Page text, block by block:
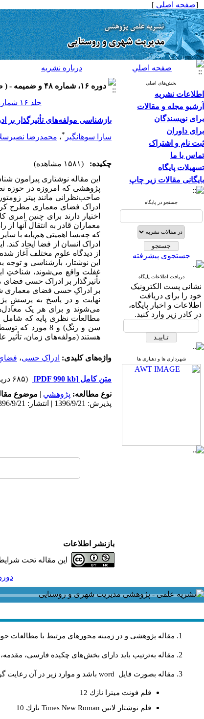
[صفحه اصلی ]
صفحه اصلي درباره نشريه
بخش‌های اصلی
اطلاعات نشریه
آرشیو مجله و مقالات
برای نویسندگان
برای داوران
ثبت نام و اشتراک
تماس با ما
تسهیلات پایگاه
بایگانی مقالات زیر چاپ
جستجو در پایگاه
جستجوی پیشرفته
دریافت اطلاعات پایگاه
نشانی پست الکترونیک
خود را برای دریافت
اطلاعات و اخبار پایگاه،
در کادر زیر وارد کنید.
شهرداری ها و دهیاری ها
دوره ۱۶، شماره ۴۸ و ضميمه - ( ضميمه ۴۸ ۱۳۹۶ )
جلد ۱۶ شماره ۴۸ و ضميمه صفحات ۸۶-۷۱
بازشناسی مولفه‌های تأثیرگذار
سارا سوهانگیر *، محمدرضا
چکیده:
(۱۵۸۱ مشاهده)
این مقاله نوشتاری پیرامون
پژوهشی که امروزه در حوزه
صاحب‌نظرانی مانند پیتر
ادراک فضای معماری مطرح
اختیار دارند برای چنین
معماران قادر به انتقال آنها
که چه‌بسا اهمیتی هم‌پایه با
ادراک انسان از فضا ایجاد
از دیدگاه علوم مختلف آغاز
این نوشتار، بازشناسی و
غفلت واقع می‌شوند، شناختِ
تأثیرگذار بر ادراک حسی
بر ادراکِ حسی فضای معماری
می‌شوند و برای هر یک
مطالعات نظری پایه که شامل
سن و رنگ) و 8
هستند (مولفه‌های زمان،
واژه‌های کلیدی: ادراکِ حسی،
متن کامل [PDF 990 kb]
(۶۸۵ دریافت)
نوع مطالعه: پژوهشي | موضوع
پذیرش: 1396/9/21 | انتشار: 1396/9/21
بازنشر اطلاعات
این مقاله تحت
دوره 16، شماره 48 و ضميمه - ( ضميمه
مقاله پژوهشی و در زمینه محورهاي مرتبط با مطالعات
مقاله به‌ترتیب باید دارای بخش‌های چکیده فارسی،
مقاله بصورت فايل word باشد و موارد زير در آن رعايت
قلم فونت ميترا نازك 12
قلم نوشتار لاتين Times New Roman نازك 10